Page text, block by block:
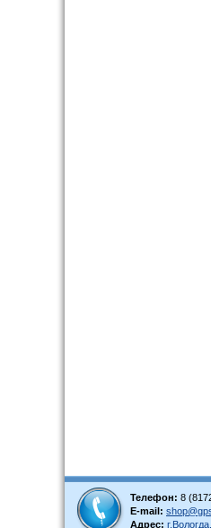
Телефон: 8
E-mail:
Адрес: